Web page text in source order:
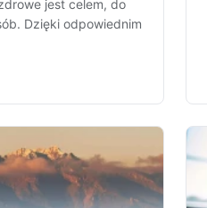
jest celem, do
Dzięki odpowiednim